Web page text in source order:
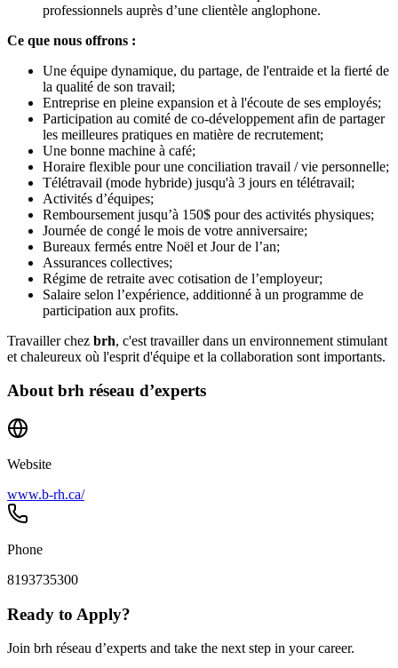
professionnels auprès d’une clientèle anglophone.
Ce que nous offrons :
Une équipe dynamique, du partage, de l'entraide et la fierté de
la qualité de son travail;
Entreprise en pleine expansion et à l'écoute de ses employés;
Participation au comité de co-développement afin de partager
les meilleures pratiques en matière de recrutement;
Une bonne machine à café;
Horaire flexible pour une conciliation travail / vie personnelle;
Télétravail (mode hybride) jusqu'à 3 jours en télétravail;
Activités d’équipes;
Remboursement jusqu’à 150$ pour des activités physiques;
Journée de congé le mois de votre anniversaire;
Bureaux fermés entre Noël et Jour de l’an;
Assurances collectives;
Régime de retraite avec cotisation de l’employeur;
Salaire selon l’expérience, additionné à un programme de
participation aux profits.
Travailler chez brh, c'est travailler dans un environnement stimulant
et chaleureux où l'esprit d'équipe et la collaboration sont importants.
About brh réseau d’experts
Website
www.b-rh.ca/
Phone
8193735300
Ready to Apply?
Join brh réseau d’experts and take the next step in your career.